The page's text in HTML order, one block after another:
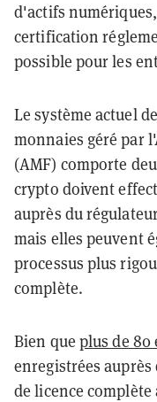
d'actifs
certification
possible pour les
Le système actuel
monnaies géré par
(AMF) comporte
crypto doivent
auprès du
mais elles peuvent
processus plus
complète.
Bien que plus de 80
enregistrées
de licence